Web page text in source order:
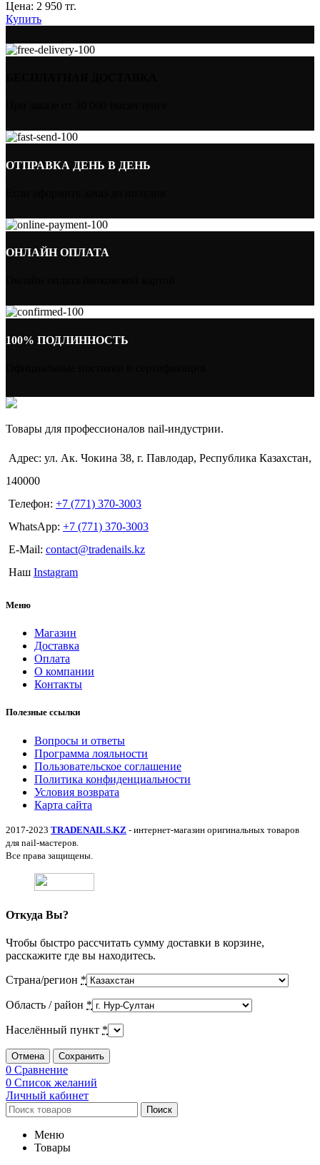
Цена: 2 950 тг.
Купить
ОТПРАВКА ДЕНЬ В ДЕНЬ
ОНЛАЙН ОПЛАТА
100% ПОДЛИННОСТЬ
Товары для профессионалов nail-индустрии.
Адрес: ул. Ак. Чокина 38, г. Павлодар, Республика Казахстан,
140000
Телефон: +7 (771) 370-3003
WhatsApp: +7 (771) 370-3003
E-Mail: contact@tradenails.kz
Наш Instagram
Меню
Магазин
Доставка
Оплата
О компании
Контакты
Полезные ссылки
Вопросы и ответы
Программа лояльности
Пользовательское соглашение
Политика конфиденциальности
Условия возврата
Карта сайта
2017-2023 TRADENAILS.KZ - интернет-магазин оригинальных товаров
для nail-мастеров.
Все права защищены.
Откуда Вы?
Чтобы быстро рассчитать сумму доставки в корзине,
расскажите где вы находитесь.
Страна/регион *
Область / район *
Населённый пункт *
Отмена Сохранить
0 Сравнение
0 Список желаний
Личный кабинет
Поиск
Меню
Товары